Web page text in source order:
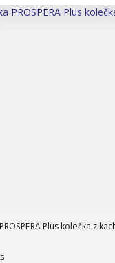
Plus kolečka z